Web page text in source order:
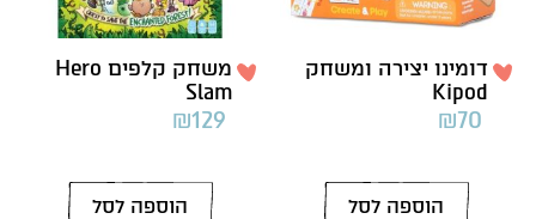
דומינו יצירה ומשחק
Kipod
₪70
הוספה לסל
משחק קלפים Hero
Slam
₪129
הוספה לסל